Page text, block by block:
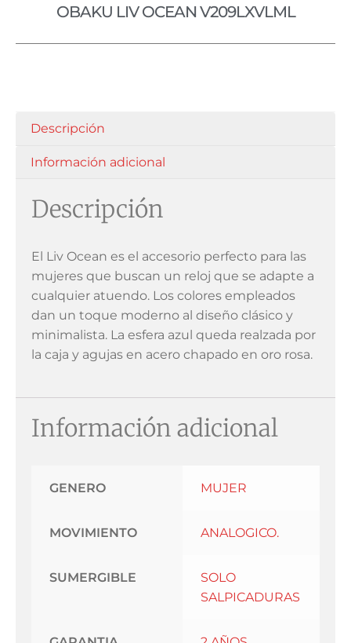
OBAKU LIV OCEAN V209LXVLML
Descripción
Información adicional
Descripción
El Liv Ocean es el accesorio perfecto para las
mujeres que buscan un reloj que se adapte a
cualquier atuendo. Los colores empleados
dan un toque moderno al diseño clásico y
minimalista. La esfera azul queda realzada por
la caja y agujas en acero chapado en oro rosa.
Información adicional
GENERO MUJER
MOVIMIENTO ANALOGICO.
SUMERGIBLE
SOLO
SALPICADURAS